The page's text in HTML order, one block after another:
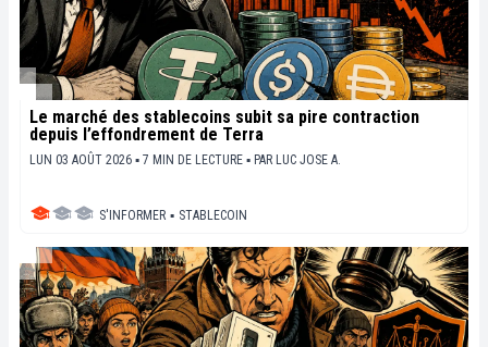
Le marché des stablecoins subit sa pire contraction
depuis l’effondrement de Terra
LUN 03 AOÛT 2026 ▪ 7 MIN DE LECTURE ▪ PAR LUC JOSE A.
S'INFORMER ▪ STABLECOIN